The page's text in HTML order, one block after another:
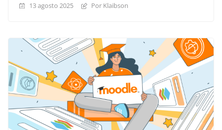
13 agosto 2025 Por Klaibson